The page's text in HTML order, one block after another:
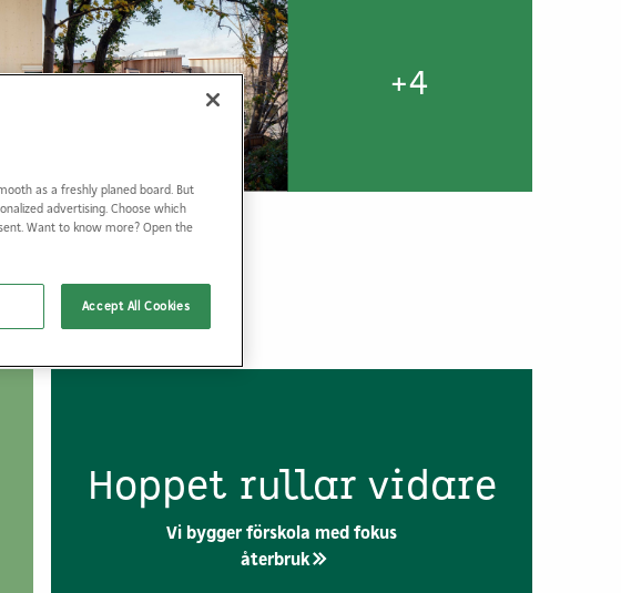
+4
Hoppet rullar vidare
Vi bygger förskola med fokus
återbruk
as a freshly planed board. But
advertising. Choose which
Want to know more? Open the
Accept All Cookies